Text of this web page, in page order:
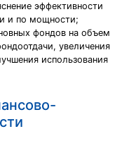
эффективности
и по мощности;
фондов на объем
увеличения
использования